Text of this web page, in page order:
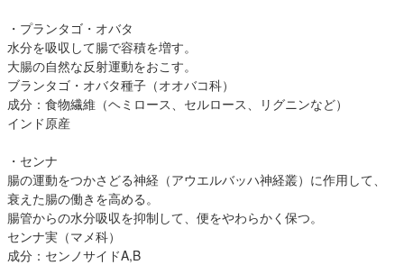
・プランタゴ・オバタ
水分を吸収して腸で容積を増す。
大腸の自然な反射運動をおこす。
ブランタゴ・オバタ種子（オオバコ科）
成分：食物繊維（ヘミロース、セルロース、リグニンなど）
インド原産
・センナ
腸の運動をつかさどる神経（アウエルバッハ神経叢）に作用して、
衰えた腸の働きを高める。
腸管からの水分吸収を抑制して、便をやわらかく保つ。
センナ実（マメ科）
成分：センノサイドA,B